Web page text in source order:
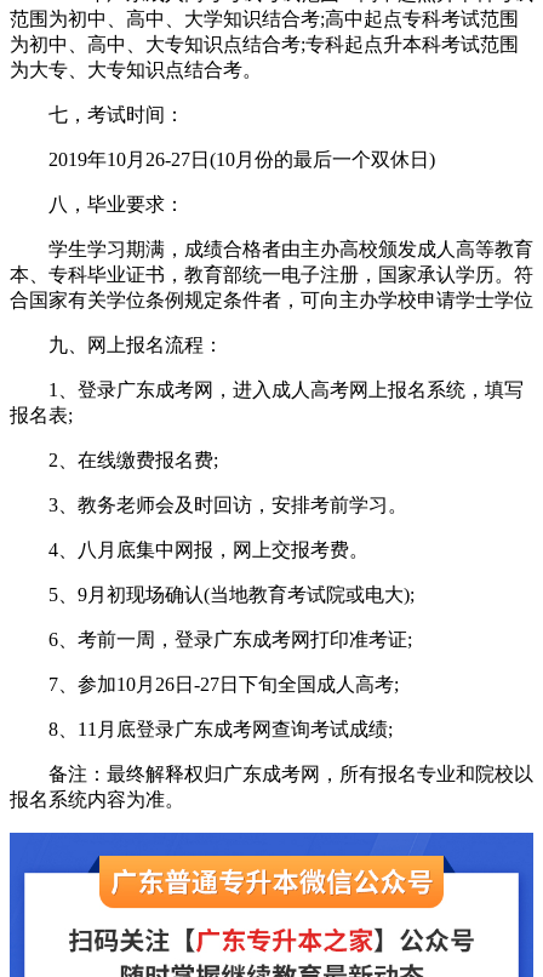
范围为初中、高中、大学知识结合考;高中起点专科考试范围
为初中、高中、大专知识点结合考;专科起点升本科考试范围
为大专、大专知识点结合考。
七，考试时间：
2019年10月26-27日(10月份的最后一个双休日)
八，毕业要求：
学生学习期满，成绩合格者由主办高校颁发成人高等教育
本、专科毕业证书，教育部统一电子注册，国家承认学历。符
合国家有关学位条例规定条件者，可向主办学校申请学士学位
九、网上报名流程：
1、登录广东成考网，进入成人高考网上报名系统，填写
报名表;
2、在线缴费报名费;
3、教务老师会及时回访，安排考前学习。
4、八月底集中网报，网上交报考费。
5、9月初现场确认(当地教育考试院或电大);
6、考前一周，登录广东成考网打印准考证;
7、参加10月26日-27日下旬全国成人高考;
8、11月底登录广东成考网查询考试成绩;
备注：最终解释权归广东成考网，所有报名专业和院校以
报名系统内容为准。